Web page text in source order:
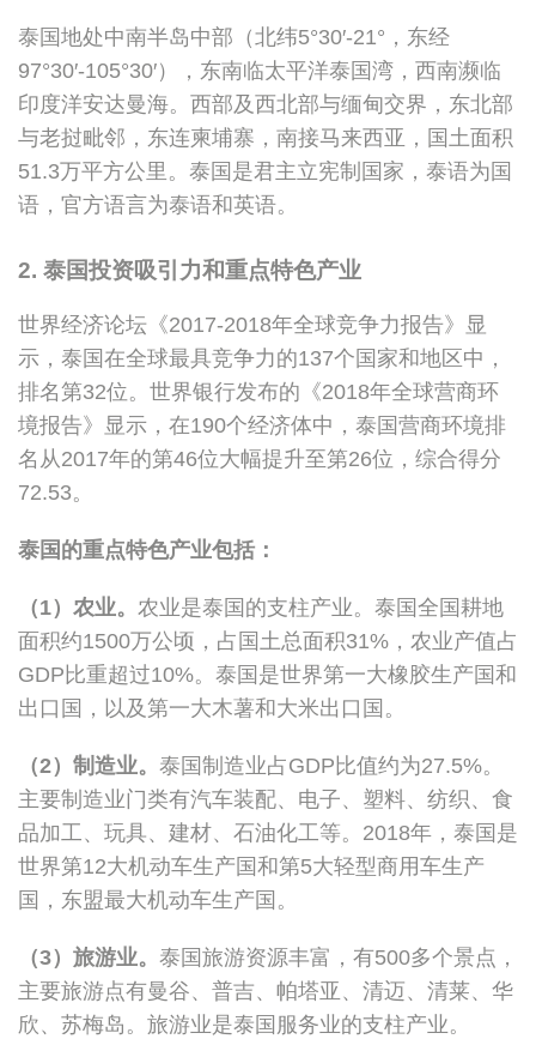
泰国地处中南半岛中部（北纬5°30′-21°，东经
97°30′-105°30′），东南临太平洋泰国湾，西南濒临
印度洋安达曼海。西部及西北部与缅甸交界，东北部
与老挝毗邻，东连柬埔寨，南接马来西亚，国土面积
51.3万平方公里。泰国是君主立宪制国家，泰语为国
语，官方语言为泰语和英语。
2. 泰国投资吸引力和重点特色产业
世界经济论坛《2017-2018年全球竞争力报告》显
示，泰国在全球最具竞争力的137个国家和地区中，
排名第32位。世界银行发布的《2018年全球营商环
境报告》显示，在190个经济体中，泰国营商环境排
名从2017年的第46位大幅提升至第26位，综合得分
72.53。
泰国的重点特色产业包括：
（1）农业。 农业是泰国的支柱产业。泰国全国耕地
面积约1500万公顷，占国土总面积31%，农业产值占
GDP比重超过10%。泰国是世界第一大橡胶生产国和
出口国，以及第一大木薯和大米出口国。
（2）制造业。 泰国制造业占GDP比值约为27.5%。
主要制造业门类有汽车装配、电子、塑料、纺织、食
品加工、玩具、建材、石油化工等。2018年，泰国是
世界第12大机动车生产国和第5大轻型商用车生产
国，东盟最大机动车生产国。
（3）旅游业。 泰国旅游资源丰富，有500多个景点，
主要旅游点有曼谷、普吉、帕塔亚、清迈、清莱、华
欣、苏梅岛。旅游业是泰国服务业的支柱产业。